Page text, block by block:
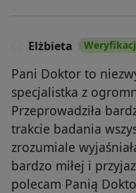
Elżbieta
Pani Doktor to
specjalistka z
Przeprowadziła
trakcie badania
zrozumiale
bardzo miłej i
polecam Panią